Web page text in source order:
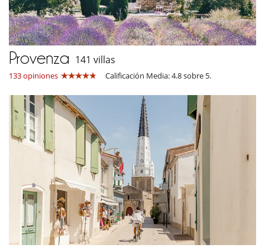
Provenza 141 villas
133 opiniones Calificación Media: 4.8 sobre 5.